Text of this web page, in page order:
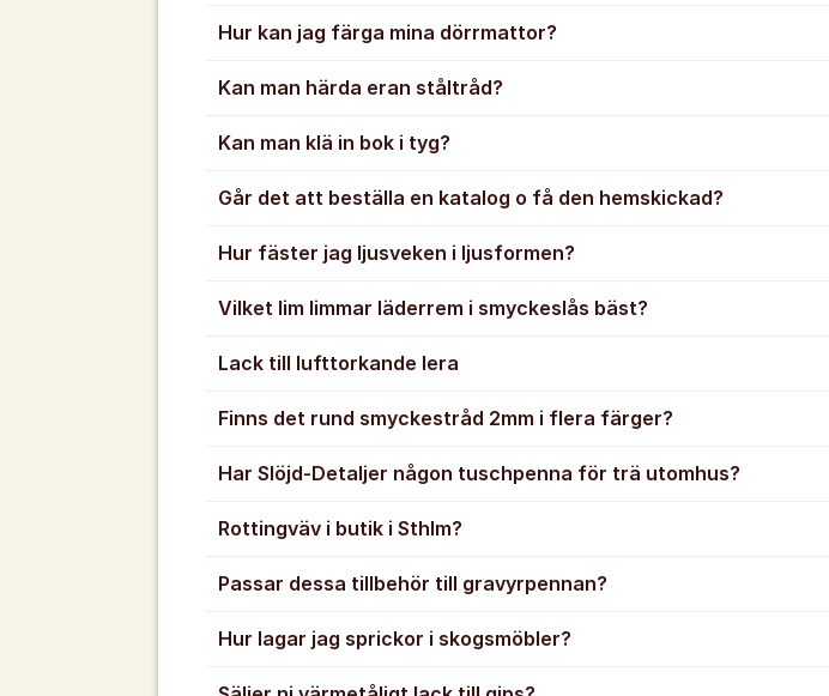
Hur kan jag färga mina dörrmattor?
Kan man härda eran ståltråd?
Kan man klä in bok i tyg?
Går det att beställa en katalog o få den hemskickad?
Hur fäster jag ljusveken i ljusformen?
Vilket lim limmar läderrem i smyckeslås bäst?
Lack till lufttorkande lera
Finns det rund smyckestråd 2mm i flera färger?
Har Slöjd-Detaljer någon tuschpenna för trä utomhus?
Rottingväv i butik i Sthlm?
Passar dessa tillbehör till gravyrpennan?
Hur lagar jag sprickor i skogsmöbler?